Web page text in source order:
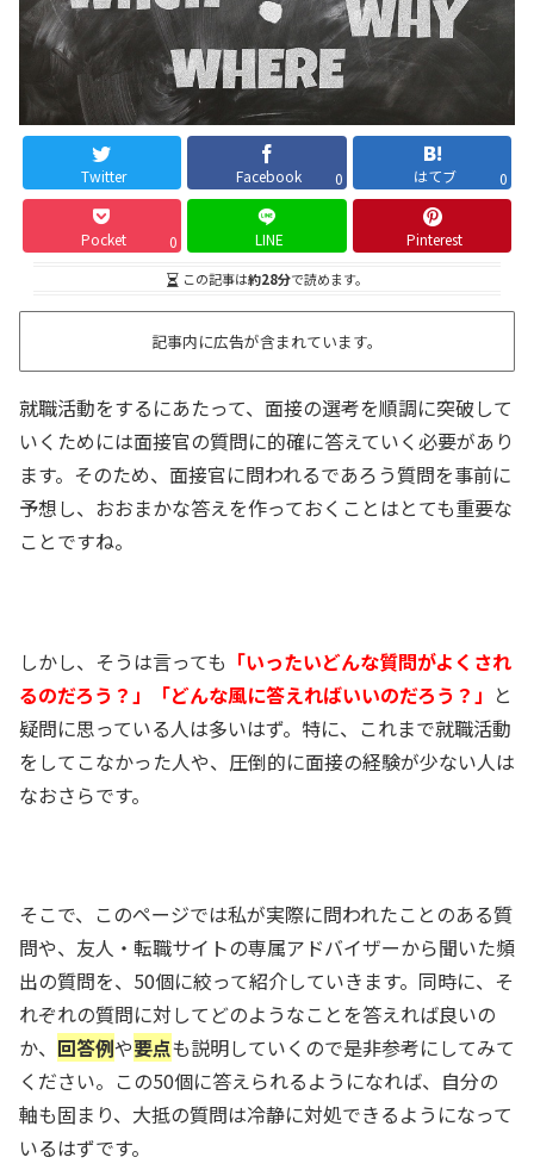
Twitter Facebook 0 はてブ 0
Pocket 0 LINE Pinterest
この記事は約28分で読めます。
記事内に広告が含まれています。
就職活動をするにあたって、面接の選考を順調に突破して
いくためには面接官の質問に的確に答えていく必要があり
ます。そのため、面接官に問われるであろう質問を事前に
予想し、おおまかな答えを作っておくことはとても重要な
ことですね。
しかし、そうは言っても 「いったいどんな質問がよくされ
るのだろう？」「どんな風に答えればいいのだろう？」 と
疑問に思っている人は多いはず。特に、これまで就職活動
をしてこなかった人や、圧倒的に面接の経験が少ない人は
なおさらです。
そこで、このページでは私が実際に問われたことのある質
問や、友人・転職サイトの専属アドバイザーから聞いた頻
出の質問を、50個に絞って紹介していきます。同時に、そ
れぞれの質問に対してどのようなことを答えれば良いの
か、 回答例や要点も説明していくので是非参考にしてみて
ください。この50個に答えられるようになれば、自分の
軸も固まり、大抵の質問は冷静に対処できるようになって
いるはずです。